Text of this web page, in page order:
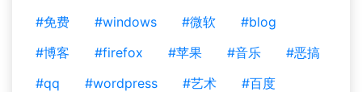
#免费
#windows #微软
#blog
#博客
#firefox #苹果 #音乐
#恶搞
#qq
#wordpress #艺术
#百度